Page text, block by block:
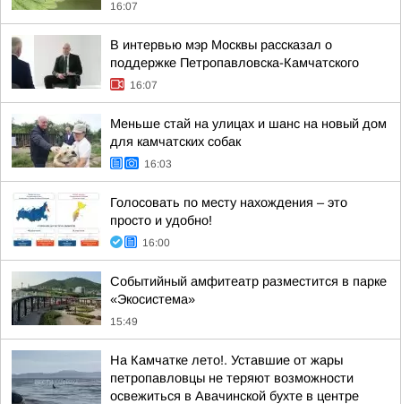
16:07
В интервью мэр Москвы рассказал о
поддержке Петропавловска-Камчатского
16:07
Меньше стай на улицах и шанс на новый дом
для камчатских собак
16:03
Голосовать по месту нахождения – это
просто и удобно!
16:00
Событийный амфитеатр разместится в парке
«Экосистема»
15:49
На Камчатке лето!. Уставшие от жары
петропавловцы не теряют возможности
освежиться в Авачинской бухте в центре